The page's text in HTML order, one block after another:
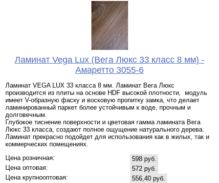
Ламинат Vega Lux (Вега Люкс 33 класс 8 мм) -
Амаретто 3055-6
Ламинат VEGA LUX 33 класса 8 мм. Ламинат Вега Люкс
производится из плиты на основе HDF высокой плотности, модуль
имеет V-образную фаску и восковую пропитку замка, что делает
ламинированный паркет более устойчивым к воде, прочным и
долговечным.
Глубокое тиснение поверхности и цветовая гамма ламината Вега
Люкс 33 класса, создают полное ощущение натурального дерева.
Ламинат прекрасно подойдет для использования как в жилых, так и
коммерческих помещениях.
Цена розничная:
598 руб.
Цена оптовая:
572 руб.
Цена крупнооптовая:
556,40 руб.